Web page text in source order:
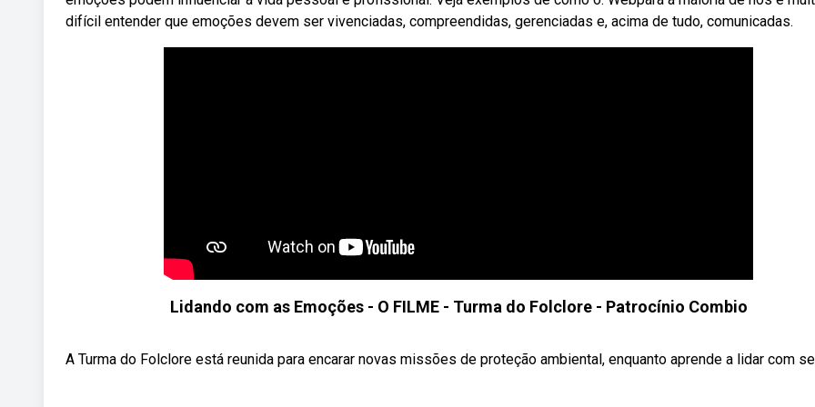
difícil entender que emoções devem ser vivenciadas, compreendidas, gerenciadas e, acima de tudo, comunicadas.
Lidando com as Emoções - O FILME - Turma do Folclore - Patrocínio Combio
A Turma do Folclore está reunida para encarar novas missões de proteção ambiental, enquanto aprende a lidar com